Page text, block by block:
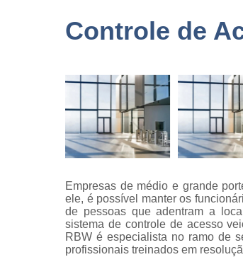
Controle de
Empresas de médio e grande
ele, é possível manter os
de pessoas que adentram a
sistema de controle de acesso
RBW é especialista no ramo de
profissionais treinados em